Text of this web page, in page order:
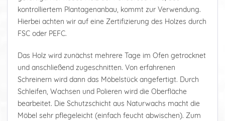
kontrolliertem Plantagenanbau, kommt zur Verwendung.
Hierbei achten wir auf eine Zertifizierung des Holzes durch
FSC oder PEFC.
Das Holz wird zunächst mehrere Tage im Ofen getrocknet
und anschließend zugeschnitten. Von erfahrenen
Schreinern wird dann das Möbelstück angefertigt. Durch
Schleifen, Wachsen und Polieren wird die Oberfläche
bearbeitet. Die Schutzschicht aus Naturwachs macht die
Möbel sehr pflegeleicht (einfach feucht abwischen). Zum